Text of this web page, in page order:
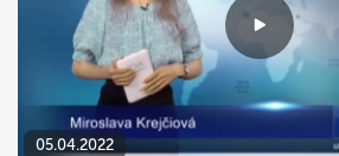
05.04.2022